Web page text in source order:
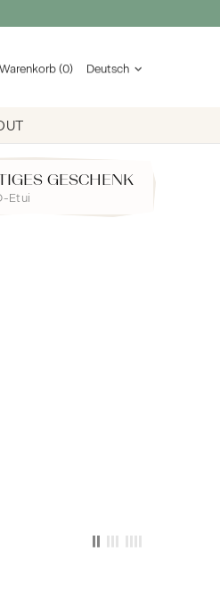
Warenkorb (0) Deutsch
GESCHENK
Etui